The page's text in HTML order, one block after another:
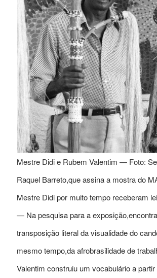
Mestre Didi e Rubem Valentim — Foto:
Raquel Barreto,que assina a mostra do
Mestre Didi por muito tempo receberam
— Na pesquisa para a
transposição literal da visualidade do
mesmo tempo,da afrobrasilidade de
Valentim construiu um vocabulário a